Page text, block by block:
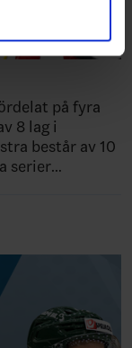
på fyra
8 lag i
består av 10
serier…